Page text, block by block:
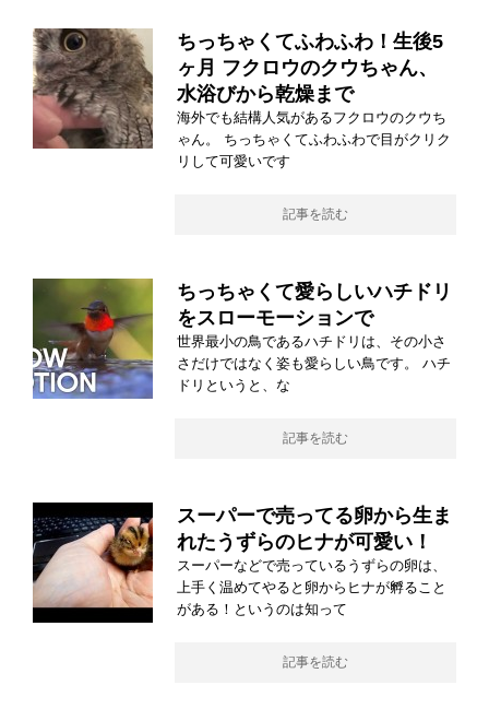
ちっちゃくてふわふわ！生後5
ヶ月 フクロウのクウちゃん、
水浴びから乾燥まで
海外でも結構人気があるフクロウのクウち
ゃん。 ちっちゃくてふわふわで目がクリク
リして可愛いです
記事を読む
ちっちゃくて愛らしいハチドリ
をスローモーションで
世界最小の鳥であるハチドリは、その小さ
さだけではなく姿も愛らしい鳥です。 ハチ
ドリというと、な
記事を読む
スーパーで売ってる卵から生ま
れたうずらのヒナが可愛い！
スーパーなどで売っているうずらの卵は、
上手く温めてやると卵からヒナが孵ること
がある！というのは知って
記事を読む